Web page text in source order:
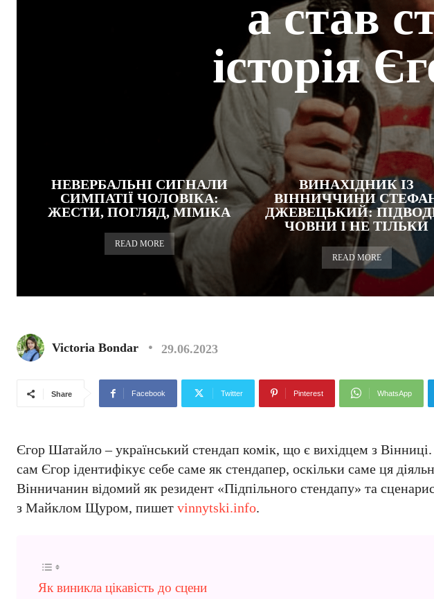
а став
історія
НЕВЕРБАЛЬНІ СИГНАЛИ
СИМПАТІЇ ЧОЛОВІКА:
ЖЕСТИ, ПОГЛЯД, МІМІКА
READ MORE
ВИНАХІДНИК ІЗ
ВІННИЧЧИНИ
ДЖЕВЕЦЬКИЙ:
ЧОВНИ І НЕ ТІЛЬКИ
READ MORE
Victoria Bondar 29.06.2023
Share Facebook Twitter Pinterest WhatsApp
Єгор Шатайло – український стендап комік, що є вихідцем з
сам Єгор ідентифікує себе саме як стендапер, оскільки саме ця
Вінничанин відомий як резидент «Підпільного стендапу» та
з Майклом Щуром, пишет vinnytski.info.
Як виникла цікавість до сцени